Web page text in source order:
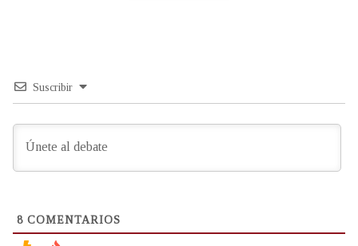
Suscribir
8 COMENTARIOS